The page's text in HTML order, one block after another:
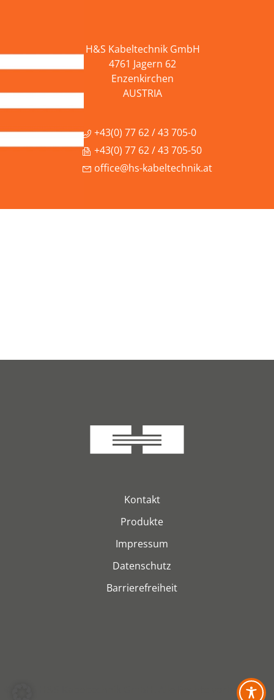
H&S Kabeltechnik GmbH
4761 Jagern 62
Enzenkirchen
AUSTRIA
+43(0) 77 62 / 43 705-0
+43(0) 77 62 / 43 705-50
office@hs-kabeltechnik.at
Kontakt
Produkte
Impressum
Datenschutz
Barrierefreiheit
© 2026 H&S Kabeltechnik GmbH. Alle Rechte vorbehalten.